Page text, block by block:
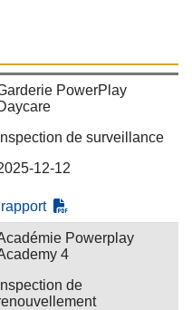
PowerPlay
Inspection de surveillance
12-12
Powerplay
4
Inspection de